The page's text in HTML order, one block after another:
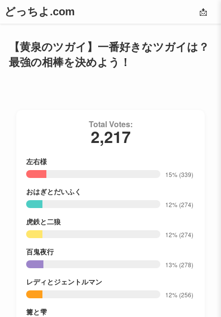
どっちよ.com 📩
【黄泉のツガイ】一番好きなツガイは？
最強の相棒を決めよう！
Total Votes:
2,217
左右様
15% (339)
おはぎとだいふく
12% (274)
虎鉄と二狼
12% (274)
百鬼夜行
13% (278)
レディとジェントルマン
12% (256)
篝と雫